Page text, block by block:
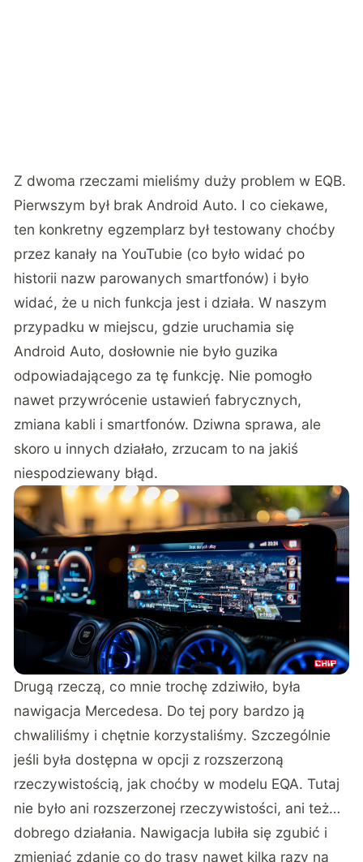
Z dwoma rzeczami mieliśmy duży problem w EQB.
Pierwszym był brak Android Auto. I co ciekawe,
ten konkretny egzemplarz był testowany choćby
przez kanały na YouTubie (co było widać po
historii nazw parowanych smartfonów) i było
widać, że u nich funkcja jest i działa. W naszym
przypadku w miejscu, gdzie uruchamia się
Android Auto, dosłownie nie było guzika
odpowiadającego za tę funkcję. Nie pomogło
nawet przywrócenie ustawień fabrycznych,
zmiana kabli i smartfonów. Dziwna sprawa, ale
skoro u innych działało, zrzucam to na jakiś
niespodziewany błąd.
Drugą rzeczą, co mnie trochę zdziwiło, była
nawigacja Mercedesa. Do tej pory bardzo ją
chwaliliśmy i chętnie korzystaliśmy. Szczególnie
jeśli była dostępna w opcji z rozszerzoną